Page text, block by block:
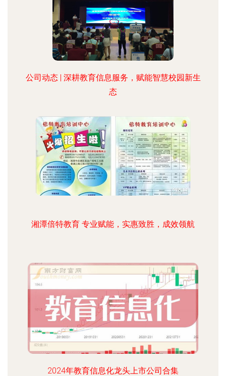
公司动态 | 深耕教育信息服务，赋能智慧校园新生
态
湘潭倍特教育 专业赋能，实惠致胜，成效领航
2024年教育信息化龙头上市公司合集